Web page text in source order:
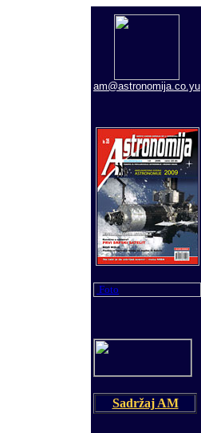
am@astronomija.co.yu
Foto
Sadržaj AM